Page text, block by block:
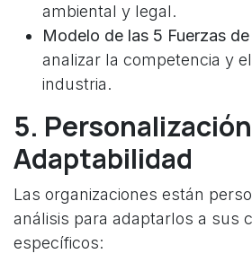
ambiental y legal.
Modelo de las 5 Fuerzas
analizar la competencia y
industria.
5.
Adaptabilidad
Las organizaciones están
análisis para adaptarlos a sus
específicos: